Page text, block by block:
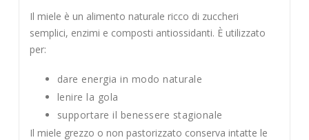
Il miele è un alimento naturale ricco di zuccheri
semplici, enzimi e composti antiossidanti. È utilizzato
per:
dare energia in modo naturale
lenire la gola
supportare il benessere stagionale
Il miele grezzo o non pastorizzato conserva intatte le